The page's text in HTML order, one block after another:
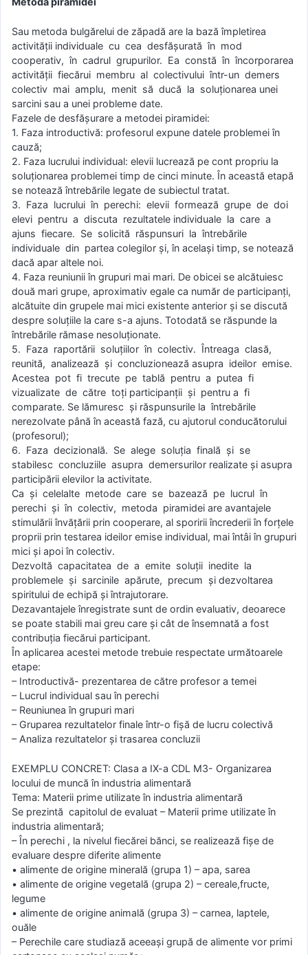
Sau metoda bulgărelui de zăpadă are la bază împletirea
activităţii individuale cu cea desfăşurată în mod
cooperativ, în cadrul grupurilor. Ea constă în încorporarea
activităţii fiecărui membru al colectivului într-un demers
colectiv mai amplu, menit să ducă la soluţionarea unei
sarcini sau a unei probleme date.
Fazele de desfăşurare a metodei piramidei:
1. Faza introductivă: profesorul expune datele problemei în
cauză;
2. Faza lucrului individual: elevii lucrează pe cont propriu la
soluţionarea problemei timp de cinci minute. În această etapă
se notează întrebările legate de subiectul tratat.
3. Faza lucrului în perechi: elevii formează grupe de doi
elevi pentru a discuta rezultatele individuale la care a
ajuns fiecare. Se solicită răspunsuri la întrebările
individuale din partea colegilor şi, în acelaşi timp, se notează
dacă apar altele noi.
4. Faza reuniunii în grupuri mai mari. De obicei se alcătuiesc
două mari grupe, aproximativ egale ca număr de participanţi,
alcătuite din grupele mai mici existente anterior şi se discută
despre soluţiile la care s-a ajuns. Totodată se răspunde la
întrebările rămase nesoluţionate.
5. Faza raportării soluţiilor în colectiv. Întreaga clasă,
reunită, analizează şi concluzionează asupra ideilor emise.
Acestea pot fi trecute pe tablă pentru a putea fi
vizualizate de către toţi participanţii şi pentru a fi
comparate. Se lămuresc şi răspunsurile la întrebările
nerezolvate până în această fază, cu ajutorul conducătorului
(profesorul);
6. Faza decizională. Se alege soluţia finală şi se
stabilesc concluziile asupra demersurilor realizate şi asupra
participării elevilor la activitate.
Ca şi celelalte metode care se bazează pe lucrul în
perechi şi în colectiv, metoda piramidei are avantajele
stimulării învăţării prin cooperare, al sporirii încrederii în forţele
proprii prin testarea ideilor emise individual, mai întâi în grupuri
mici şi apoi în colectiv.
Dezvoltă capacitatea de a emite soluţii inedite la
problemele şi sarcinile apărute, precum şi dezvoltarea
spiritului de echipă şi întrajutorare.
Dezavantajele înregistrate sunt de ordin evaluativ, deoarece
se poate stabili mai greu care şi cât de însemnată a fost
contribuţia fiecărui participant.
În aplicarea acestei metode trebuie respectate următoarele
etape:
– Introductivă- prezentarea de către profesor a temei
– Lucrul individual sau în perechi
– Reuniunea în grupuri mari
– Gruparea rezultatelor finale într-o fişă de lucru colectivă
– Analiza rezultatelor şi trasarea concluzii
EXEMPLU CONCRET: Clasa a IX-a CDL M3- Organizarea
locului de muncă în industria alimentară
Tema: Materii prime utilizate în industria alimentară
Se prezintă capitolul de evaluat – Materii prime utilizate în
industria alimentară;
– În perechi , la nivelul fiecărei bănci, se realizează fişe de
evaluare despre diferite alimente
• alimente de origine minerală (grupa 1) – apa, sarea
• alimente de origine vegetală (grupa 2) – cereale,fructe,
legume
• alimente de origine animală (grupa 3) – carnea, laptele,
ouăle
– Perechile care studiază aceeaşi grupă de alimente vor primi